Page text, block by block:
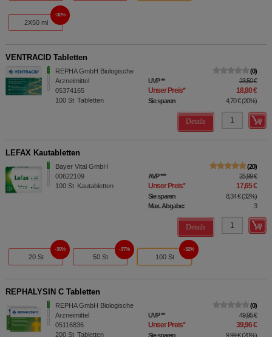
2X50 ml
30%
VENTRACID Tabletten
REPHA GmbH Biologische
Arzneimittel
05374165
100 St Tabletten
0
UVP** 23,50 €
Unser Preis* 18,80 €
Sie sparen 4,70 €(20%)
Details
LEFAX Kautabletten
Bayer Vital GmbH
00622109
100 St Kautabletten
20
AVP*** 25,99 €
Unser Preis* 17,65 €
Sie sparen 8,34 €(32%)
Max. Abgabe:
3
Details
20 St
30%
50 St
37%
100 St
32%
REPHALYSIN C Tabletten
REPHA GmbH Biologische
Arzneimittel
05116836
200 St Tabletten
0
UVP** 49,95 €
Unser Preis* 39,96 €
Sie sparen 9,99 €(20%)